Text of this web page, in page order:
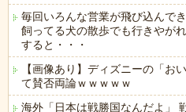
毎回いろんな営業が飛び込んで
飼ってる犬の散歩でも行きやが
すると・・・
【画像あり】ディズニーの「お
て賛否両論ｗｗｗｗｗ
海外「日本は戦勝国なんだよ」